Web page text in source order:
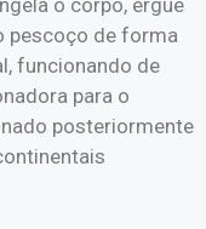
o corpo, ergue
pescoço de forma
funcionando de
para o
posteriormente